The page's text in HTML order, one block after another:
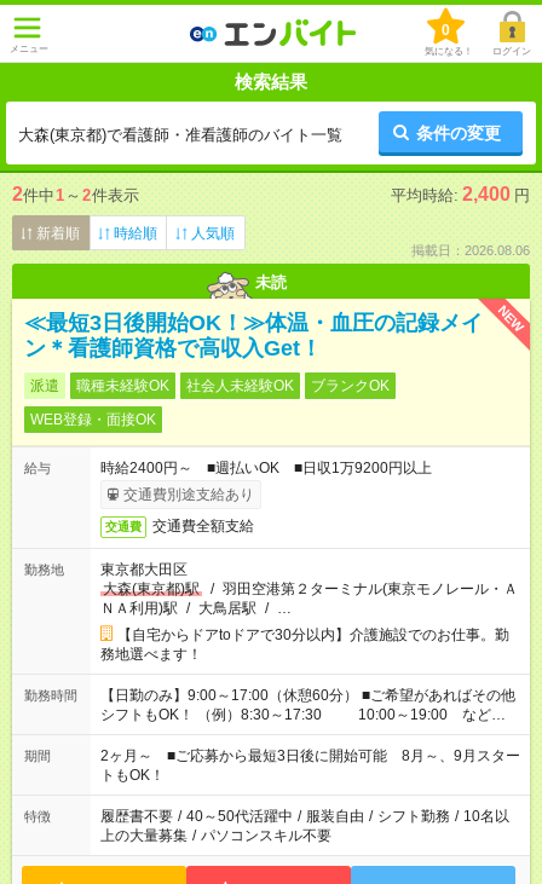
メニュー
0
気になる！ ログイン
検索結果
大森(東京都)で看護師・准看護師のバイト一覧 条件の変更
2件中1 ～ 2件表示 平均時給: 2,400 円
新着順 時給順 人気順
掲載日：2026.08.06
未読
NEW
≪最短3日後開始OK！≫体温・血圧の記録メイ
ン＊看護師資格で高収入Get！
派遣 職種未経験OK 社会人未経験OK
ブランクOK
WEB登録・面接OK
給与
時給2400円～ ■週払いOK ■日収1万9200円以上
交通費別途支給あり
交通費 交通費全額支給
勤務地
東京都大田区
大森(東京都)駅
/ 羽田空港第２ターミナル(東京モノレール・Ａ
ＮＡ利用)駅 / 大鳥居駅 / …
【自宅からドアtoドアで30分以内】介護施設でのお仕事。勤
務地選べます！
勤務時間
【日勤のみ】9:00～17:00（休憩60分） ■ご希望があればその他
シフトもOK！ （例）8:30～17:30 10:00～19:00 など
「家族とお休みを合わせたい」 「できれば残業はしたくない」
など、あなたのご希望に沿ったお仕事をご紹介します！ ※Wワ
ーク希望の方へ 今ご覧のお仕事で希望する勤務時間と、もう1つ
のお仕事の勤務時間。 合計で週40時間を超える場合は応募でき
ません
期間
2ヶ月～ ■ご応募から最短3日後に開始可能 8月～、9月スター
トもOK！
特徴 履歴書不要 / 40～50代活躍中 / 服装自由 / シフト勤務 / 10名以
上の大量募集 / パソコンスキル不要